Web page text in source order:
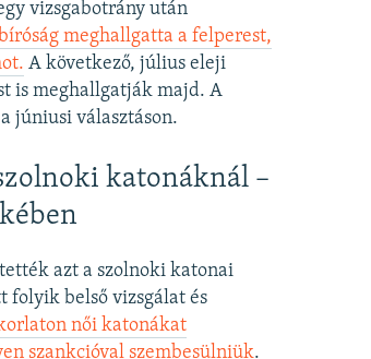
vizsgabotrány után
meghallgatta a felperest,
A következő, július eleji
is meghallgatják majd. A
júniusi választáson.
katonáknál –
azt a szolnoki katonai
folyik belső vizsgálat és
női katonákat
szankcióval szembesülniük.